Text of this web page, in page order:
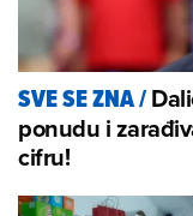
SVE SE ZNA/
ponudu i
cifru!